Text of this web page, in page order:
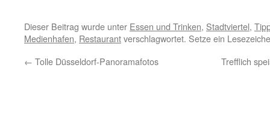
Dieser Beitrag wurde unter Essen und Trinken, Stadtviertel,
Medienhafen, Restaurantverschlagwortet. Setze ein
← Tolle Düsseldorf-Panoramafotos Trefflich